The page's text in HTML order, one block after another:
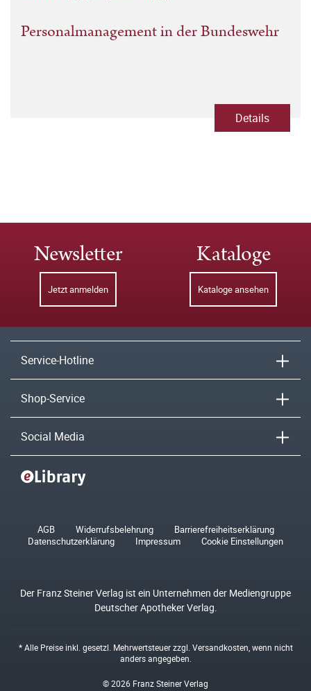
Personalmanagement in der Bundeswehr
Details
Newsletter
Jetzt anmelden
Kataloge
Kataloge ansehen
Service-Hotline
Shop-Service
Social Media
AGB Widerrufsbelehrung
Barrierefreiheitserklärung
Datenschutzerklärung
Impressum Cookie Einstellungen
Der Franz Steiner Verlag ist ein Unternehmen der Mediengruppe
Deutscher Apotheker Verlag.
* Alle Preise inkl. gesetzl. Mehrwertsteuer zzgl. Versandkosten , wenn nicht
anders angegeben.
© 2026 Franz Steiner Verlag